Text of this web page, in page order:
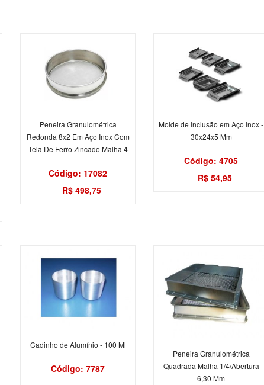
Peneira Granulométrica
Redonda 8x2 Em Aço Inox Com
Tela De Ferro Zincado Malha 4
Código: 17082
R$ 498,75
Molde de Inclusão em Aço Inox -
30x24x5 Mm
Código: 4705
R$ 54,95
Cadinho de Alumínio - 100 Ml
Código: 7787
Peneira Granulométrica
Quadrada Malha 1/4/Abertura
6,30 Mm